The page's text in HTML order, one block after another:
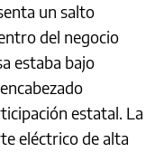
un salto
del negocio
estaba bajo
estatal. La
eléctrico de alta